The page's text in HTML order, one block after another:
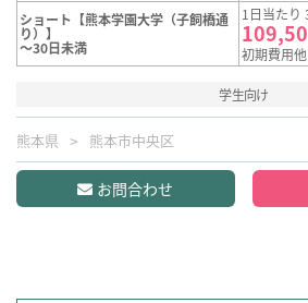
ショート【熊本学園大学（子飼橋通
り）】
～30日未満
1日当たり
初期費用
学生向け
熊本県 熊本市中央区
お問合わせ